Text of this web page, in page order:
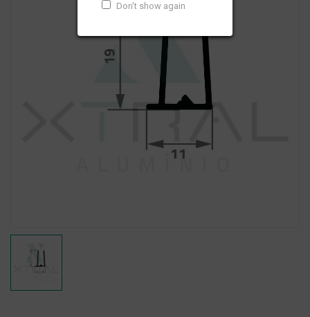
Don't show again